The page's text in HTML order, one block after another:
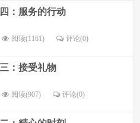
：服务的行动
阅读(1161) 评论(0)
：接受礼物
阅读(907) 评论(0)